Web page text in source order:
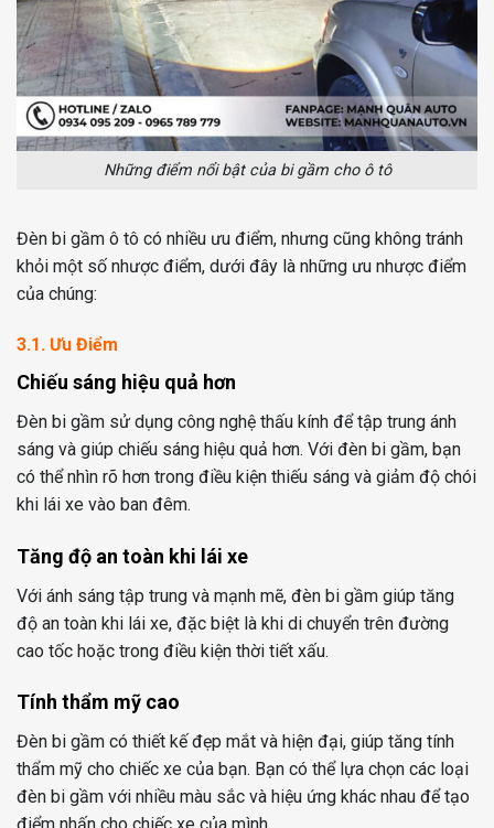
Những điểm nổi bật của bi gầm cho ô tô
Đèn bi gầm ô tô có nhiều ưu điểm, nhưng cũng không tránh
khỏi một số nhược điểm, dưới đây là những ưu nhược điểm
của chúng:
3.1. Ưu Điểm
Chiếu sáng hiệu quả hơn
Đèn bi gầm sử dụng công nghệ thấu kính để tập trung ánh
sáng và giúp chiếu sáng hiệu quả hơn. Với đèn bi gầm, bạn
có thể nhìn rõ hơn trong điều kiện thiếu sáng và giảm độ chói
khi lái xe vào ban đêm.
Tăng độ an toàn khi lái xe
Với ánh sáng tập trung và mạnh mẽ, đèn bi gầm giúp tăng
độ an toàn khi lái xe, đặc biệt là khi di chuyển trên đường
cao tốc hoặc trong điều kiện thời tiết xấu.
Tính thẩm mỹ cao
Đèn bi gầm có thiết kế đẹp mắt và hiện đại, giúp tăng tính
thẩm mỹ cho chiếc xe của bạn. Bạn có thể lựa chọn các loại
đèn bi gầm với nhiều màu sắc và hiệu ứng khác nhau để tạo